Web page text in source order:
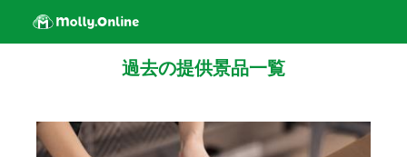
過去の提供景品一覧